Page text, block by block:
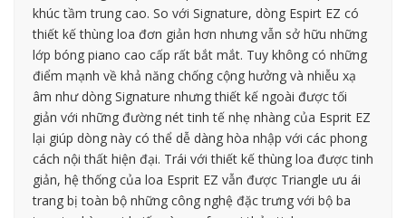
khúc tầm trung cao. So với Signature, dòng Espirt EZ có
thiết kế thùng loa đơn giản hơn nhưng vẫn sở hữu những
lớp bóng piano cao cấp rất bắt mắt. Tuy không có những
điểm mạnh về khả năng chống cộng hưởng và nhiễu xạ
âm như dòng Signature nhưng thiết kế ngoài được tối
giản với những đường nét tinh tế nhẹ nhàng của Esprit EZ
lại giúp dòng này có thể dễ dàng hòa nhập với các phong
cách nội thất hiện đại. Trái với thiết kế thùng loa được tinh
giản, hệ thống của loa Esprit EZ vẫn được Triangle ưu ái
trang bị toàn bộ những công nghệ đặc trưng với bộ ba